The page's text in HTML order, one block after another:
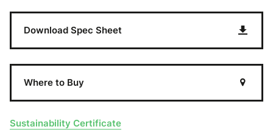
Download Spec Sheet
Where to Buy
Sustainability Certificate